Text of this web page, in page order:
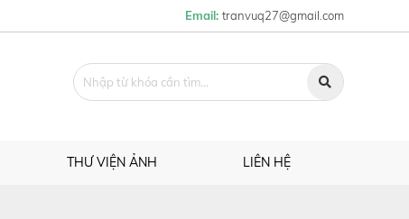
Email: tranvuq27@gmail.com
THƯ VIỆN ẢNH LIÊN HỆ